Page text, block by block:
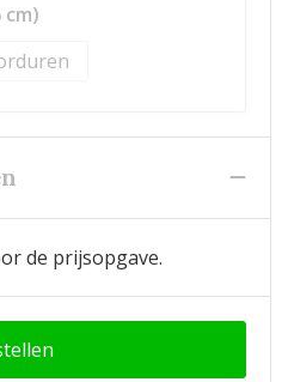
cm)
de prijsopgave.